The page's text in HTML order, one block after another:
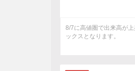
8/7に高値圏で出来高が
ックスとなります。